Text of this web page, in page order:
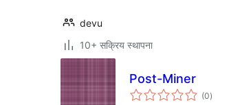
devu
10+ सक्रिय स्थापना
Post-Miner
(0कुल
)